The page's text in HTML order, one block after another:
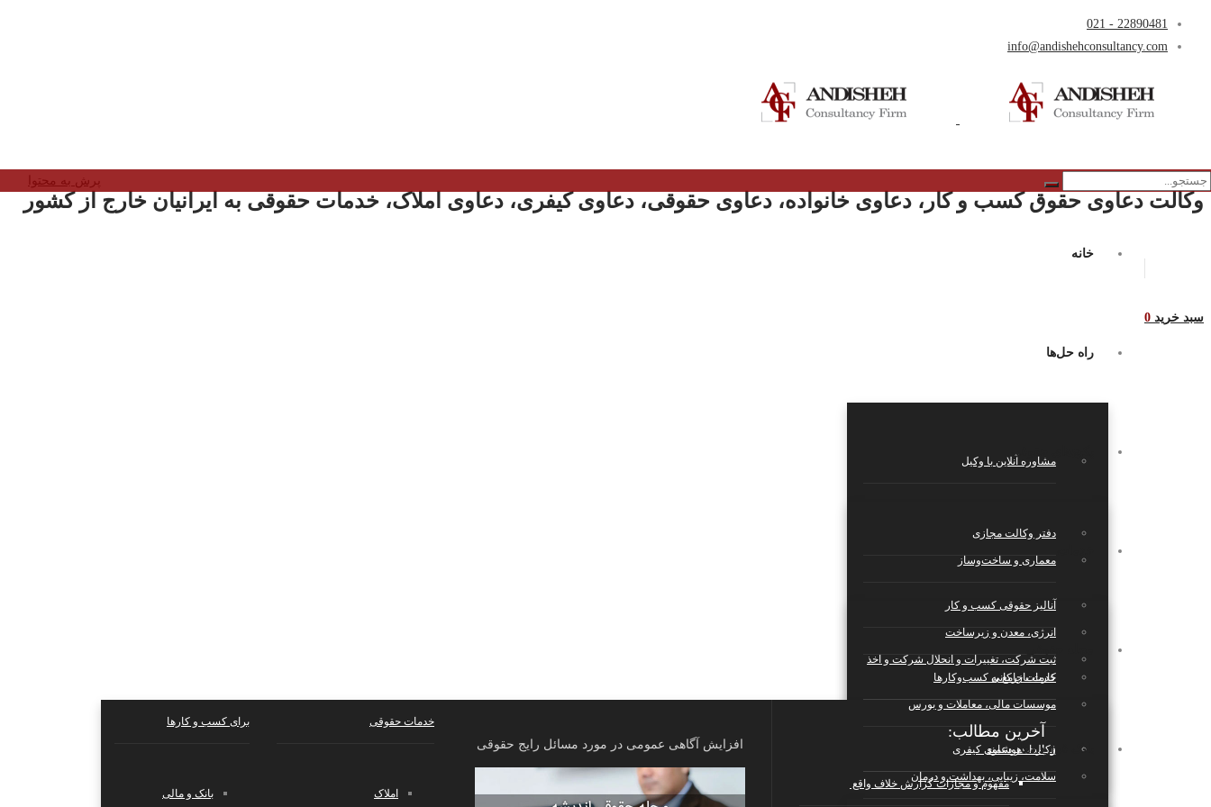
22890481 - 021
info@andishehconsultancy.com
وکالت دعاوی حقوق کسب و کار، دعاوی خانواده، دعاوی حقوقی، دعاوی کیفری، دعاوی املاک، خدمات حقوقی به ایرانیان خارج از کشور
سبد خرید 0
پرش به محتوا
خانه
راه حل‌ها
مشاوره آنلاین با وکیل
دفتر وکالت مجازی
آنالیز حقوقی کسب و کار
خدمات جامع به کسب‌وکارها
قرارداد هوشمند
پکیج‌های حقوقی
معماری و ساخت‌وساز
انرژی، معدن و زیرساخت
موسسات مالی، معاملات و بورس
سلامت، زیبایی، بهداشت و درمان
ثبت شرکت، تغییرات و انحلال شرکت و اخذ
کارت بازرکانی
وکالت در دعاوی کیفری
برای کسب و کارها
بانک و مالی
خدمات حقوقی
املاک
افزایش آگاهی عمومی در مورد مسائل رایج حقوقی
آخرین مطالب:
مفهوم و مجازات گزارش خلاف واقع
بانک قراردادها